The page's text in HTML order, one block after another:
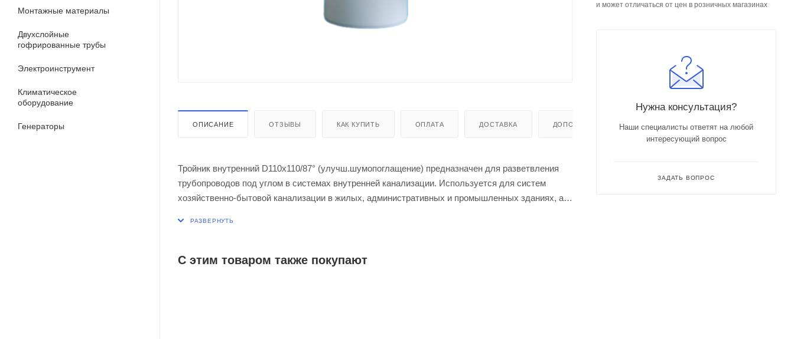
Монтажные материалы
Двухслойные
гофрированные трубы
Электроинструмент
Климатическое
оборудование
Генераторы ОПИСАНИЕ ОТЗЫВЫ КАК КУПИТЬ ОПЛАТА ДОСТАВКА ДОПОЛНИТЕЛЬНО
Тройник внутренний D110х110/87° (улучш.шумопоглащение) предназначен для разветвления
трубопроводов под углом в системах внутренней канализации. Используется для систем
хозяйственно-бытовой канализации в жилых, административных и промышленных зданиях, а
С этим товаром также покупают
и может отличаться от цен в розничных магазинах
Нужна консультация?
Наши специалисты ответят на любой
интересующий вопрос
ЗАДАТЬ ВОПРОС